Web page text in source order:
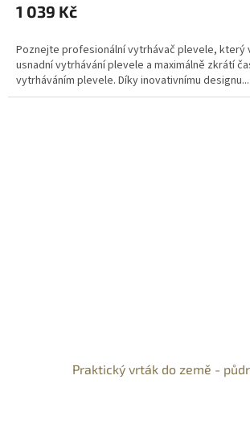
1 039 Kč
Poznejte profesionální vytrhávač plevele, který
usnadní vytrhávání plevele a maximálně zkrátí
vytrháváním plevele. Díky inovativnímu designu...
Praktický vrták do země -